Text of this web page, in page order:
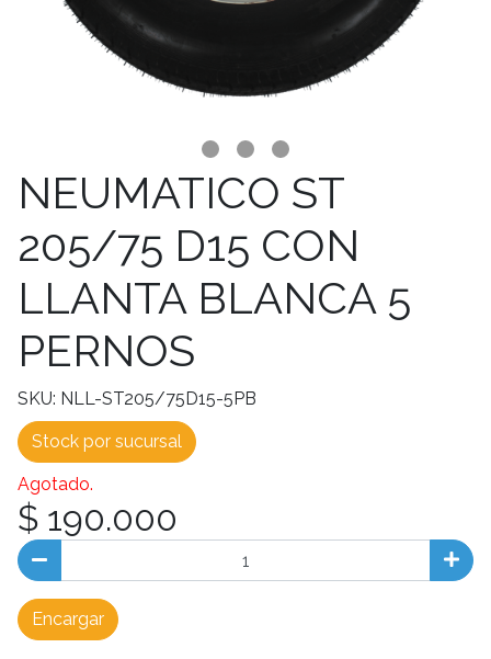
NEUMATICO ST
205/75 D15 CON
LLANTA BLANCA 5
PERNOS
SKU: NLL-ST205/75D15-5PB
Stock por sucursal
Agotado.
$ 190.000
Encargar